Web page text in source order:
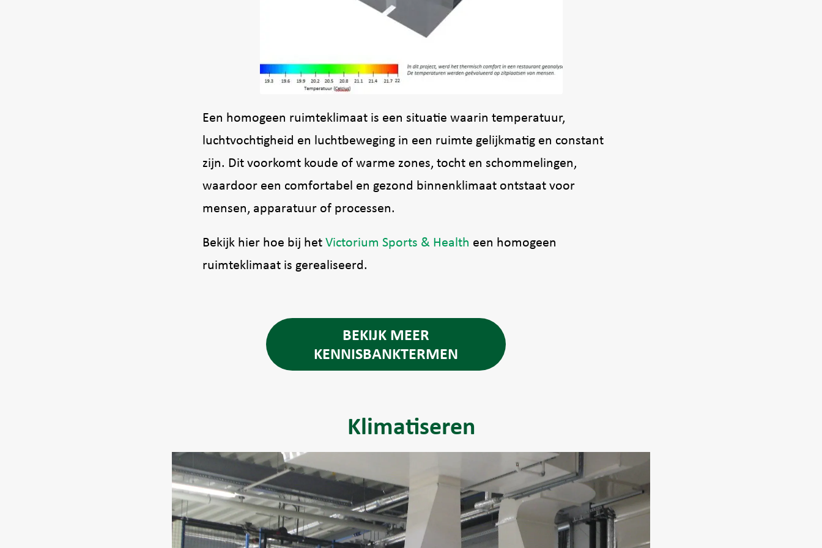
Een homogeen ruimteklimaat is een situatie waarin temperatuur,
luchtvochtigheid en luchtbeweging in een ruimte gelijkmatig en constant
zijn. Dit voorkomt koude of warme zones, tocht en schommelingen,
waardoor een comfortabel en gezond binnenklimaat ontstaat voor
mensen, apparatuur of processen.
Bekijk hier hoe bij hetVictorium Sports & Health een homogeen
ruimteklimaat is gerealiseerd.
BEKIJK MEER
KENNISBANKTERMEN
Klimatiseren